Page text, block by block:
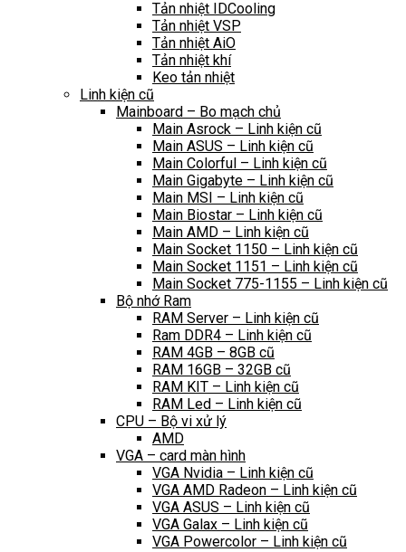
Tản nhiệt IDCooling
Tản nhiệt VSP
Tản nhiệt AiO
Tản nhiệt khí
Keo tản nhiệt
Linh kiện cũ
Mainboard – Bo mạch chủ
Main Asrock – Linh kiện cũ
Main ASUS – Linh kiện cũ
Main Colorful – Linh kiện cũ
Main Gigabyte – Linh kiện cũ
Main MSI – Linh kiện cũ
Main Biostar – Linh kiện cũ
Main AMD – Linh kiện cũ
Main Socket 1150 – Linh kiện cũ
Main Socket 1151 – Linh kiện cũ
Main Socket 775-1155 – Linh kiện cũ
Bộ nhớ Ram
RAM Server – Linh kiện cũ
Ram DDR4 – Linh kiện cũ
RAM 4GB – 8GB cũ
RAM 16GB – 32GB cũ
RAM KIT – Linh kiện cũ
RAM Led – Linh kiện cũ
CPU – Bộ vi xử lý
AMD
VGA – card màn hình
VGA Nvidia – Linh kiện cũ
VGA AMD Radeon – Linh kiện cũ
VGA ASUS – Linh kiện cũ
VGA Galax – Linh kiện cũ
VGA Powercolor – Linh kiện cũ